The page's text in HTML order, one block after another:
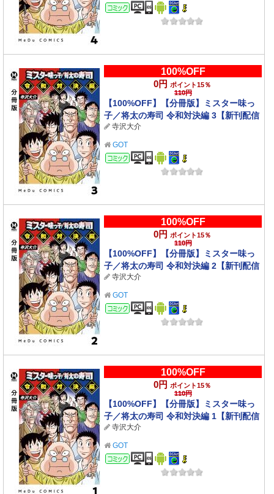
コミック
100%OFF
0円 ポイント15％
110円
【100%OFF】【分冊版】ミスター味っ
子／将太の寿司 令和対決編 3【新刊配信
記念】
寺沢大介
GOT
コミック
100%OFF
0円 ポイント15％
110円
【100%OFF】【分冊版】ミスター味っ
子／将太の寿司 令和対決編 2【新刊配信
記念】
寺沢大介
GOT
コミック
100%OFF
0円 ポイント15％
110円
【100%OFF】【分冊版】ミスター味っ
子／将太の寿司 令和対決編 1【新刊配信
記念】
寺沢大介
GOT
コミック